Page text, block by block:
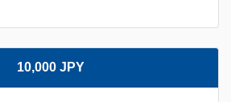
10,000 JPY